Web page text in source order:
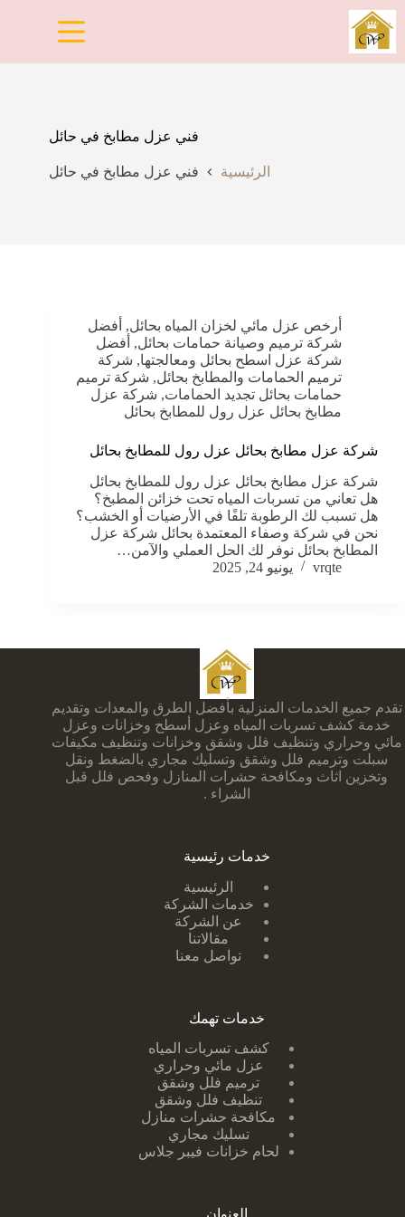
التجاوز
إلى
المحتوى
فني عزل مطابخ في حائل
الرئيسية فني عزل مطابخ في حائل
أرخص عزل مائي لخزان المياه بحائل, أفضل
شركة ترميم وصيانة حمامات بحائل, أفضل
شركة عزل اسطح بحائل ومعالجتها, شركة
ترميم الحمامات والمطابخ بحائل, شركة ترميم
حمامات بحائل تجديد الحمامات, شركة عزل
مطابخ بحائل عزل رول للمطابخ بحائل
شركة عزل مطابخ بحائل عزل رول للمطابخ بحائل
شركة عزل مطابخ بحائل عزل رول للمطابخ بحائل
هل تعاني من تسربات المياه تحت خزائن المطبخ؟
هل تسبب لك الرطوبة تلفًا في الأرضيات أو الخشب؟
نحن في شركة وصفاء المعتمدة بحائل شركة عزل
المطابخ بحائل نوفر لك الحل العملي والآمن…
vrqte
يونيو 24, 2025
تقدم جميع الخدمات المنزلية بأفضل الطرق والمعدات وتقديم
خدمة كشف تسربات المياه وعزل أسطح وخزانات وعزل
مائي وحراري وتنظيف فلل وشقق وخزانات وتنظيف مكيفات
سبلت وترميم فلل وشقق وتسليك مجاري بالضغط ونقل
وتخزين اثاث ومكافحة حشرات المنازل وفحص فلل قبل
الشراء .
خدمات رئيسية
الرئيسية
خدمات الشركة
عن الشركة
مقالاتنا
تواصل معنا
خدمات تهمك
كشف تسربات ا لمياه
عزل مائي وحراري
ترميم فلل وشقق
تنظيف فلل وشقق
مكافحة حشرات منازل
تسليك مجاري
لحام خزانات فيبر جلاس